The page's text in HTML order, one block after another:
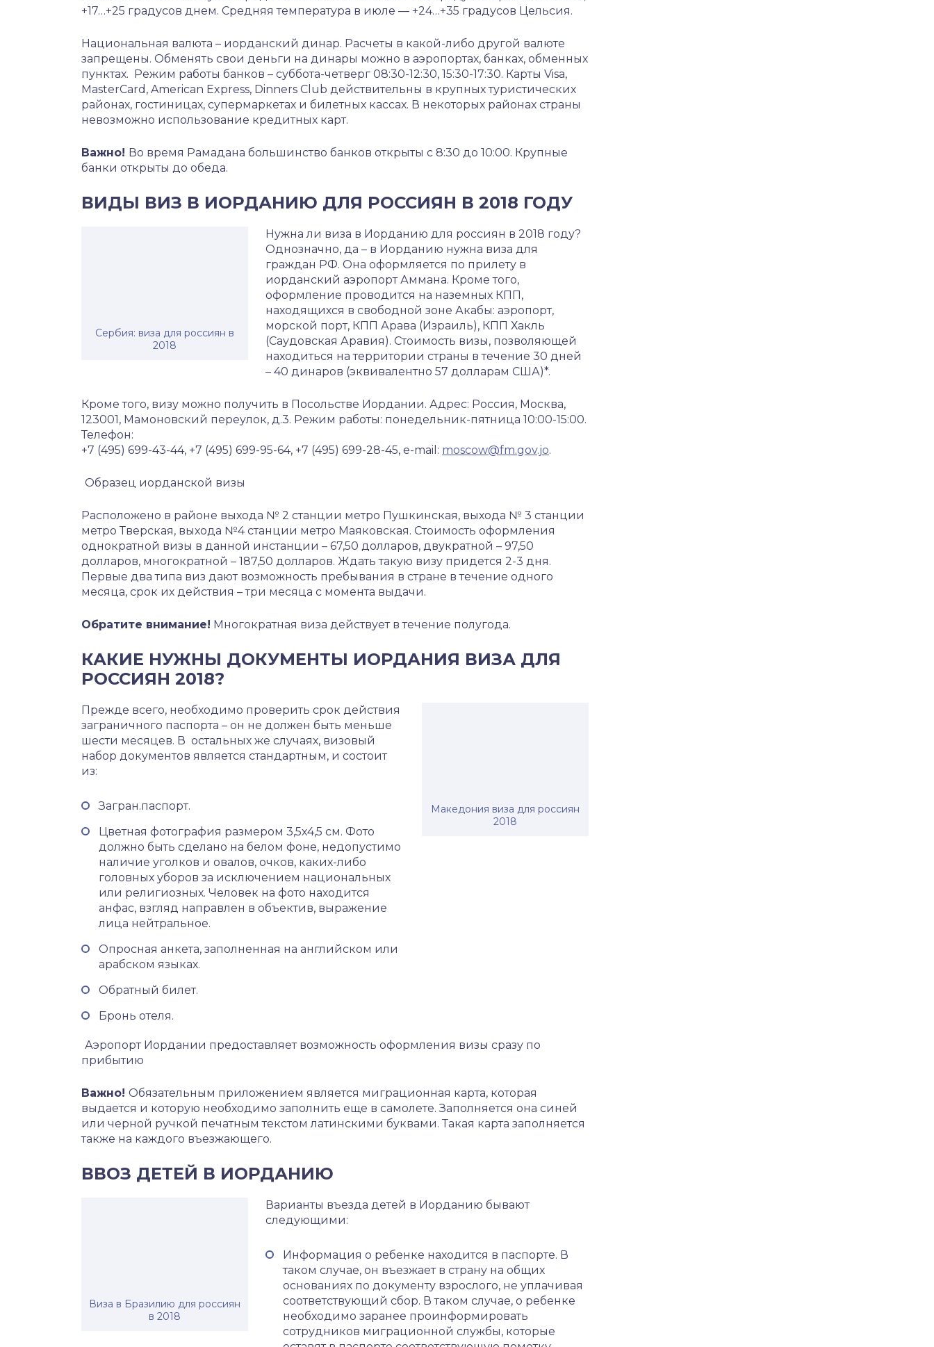
+17…+25 градусов днем. Средняя температура в июле — +24…+35 градусов Цельсия.
Национальная валюта – иорданский динар. Расчеты в какой-либо другой валюте
запрещены. Обменять свои деньги на динары можно в аэропортах, банках, обменных
пунктах. Режим работы банков – суббота-четверг 08:30-12:30, 15:30-17:30. Карты Visa,
MasterCard, American Express, Dinners Club действительны в крупных туристических
районах, гостиницах, супермаркетах и билетных кассах. В некоторых районах страны
невозможно использование кредитных карт.
Важно! Во время Рамадана большинство банков открыты с 8:30 до 10:00. Крупные
банки открыты до обеда.
ВИДЫ ВИЗ В ИОРДАНИЮ ДЛЯ РОССИЯН В 2018 ГОДУ
Сербия: виза для россиян в
2018
Нужна ли виза в Иорданию для россиян в 2018 году?
Однозначно, да – в Иорданию нужна виза для
граждан РФ. Она оформляется по прилету в
иорданский аэропорт Аммана. Кроме того,
оформление проводится на наземных КПП,
находящихся в свободной зоне Акабы: аэропорт,
морской порт, КПП Арава (Израиль), КПП Хакль
(Саудовская Аравия). Стоимость визы, позволяющей
находиться на территории страны в течение 30 дней
– 40 динаров (эквивалентно 57 долларам США)*.
Кроме того, визу можно получить в Посольстве Иордании. Адрес: Россия, Москва,
123001, Мамоновский переулок, д.3. Режим работы: понедельник-пятница 10:00-15:00.
Телефон:
+7 (495) 699-43-44, +7 (495) 699-95-64, +7 (495) 699-28-45, e-mail: moscow@fm.gov.jo.
Образец иорданской визы
Расположено в районе выхода № 2 станции метро Пушкинская, выхода № 3 станции
метро Тверская, выхода №4 станции метро Маяковская. Стоимость оформления
однократной визы в данной инстанции – 67,50 долларов, двукратной – 97,50
долларов, многократной – 187,50 долларов. Ждать такую визу придется 2-3 дня.
Первые два типа виз дают возможность пребывания в стране в течение одного
месяца, срок их действия – три месяца с момента выдачи.
Обратите внимание! Многократная виза действует в течение полугода.
КАКИЕ НУЖНЫ ДОКУМЕНТЫ ИОРДАНИЯ ВИЗА ДЛЯ
РОССИЯН 2018?
Македония виза для россиян
2018
Прежде всего, необходимо проверить срок действия
заграничного паспорта – он не должен быть меньше
шести месяцев. В остальных же случаях, визовый
набор документов является стандартным, и состоит
из:
Загран.паспорт.
Цветная фотография размером 3,5х4,5 см. Фото
должно быть сделано на белом фоне, недопустимо
наличие уголков и овалов, очков, каких-либо
головных уборов за исключением национальных
или религиозных. Человек на фото находится
анфас, взгляд направлен в объектив, выражение
лица нейтральное.
Опросная анкета, заполненная на английском или
арабском языках.
Обратный билет.
Бронь отеля.
Аэропорт Иордании предоставляет возможность оформления визы сразу по
прибытию
Важно! Обязательным приложением является миграционная карта, которая
выдается и которую необходимо заполнить еще в самолете. Заполняется она синей
или черной ручкой печатным текстом латинскими буквами. Такая карта заполняется
также на каждого въезжающего.
ВВОЗ ДЕТЕЙ В ИОРДАНИЮ
Виза в Бразилию для россиян
в 2018
Варианты въезда детей в Иорданию бывают
следующими:
Информация о ребенке находится в паспорте. В
таком случае, он въезжает в страну на общих
основаниях по документу взрослого, не уплачивая
соответствующий сбор. В таком случае, о ребенке
необходимо заранее проинформировать
сотрудников миграционной службы, которые